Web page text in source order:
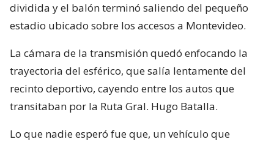
dividida y el balón terminó saliendo del pequeño
estadio ubicado sobre los accesos a Montevideo.
La cámara de la transmisión quedó enfocando la
trayectoria del esférico, que salía lentamente del
recinto deportivo, cayendo entre los autos que
transitaban por la Ruta Gral. Hugo Batalla.
Lo que nadie esperó fue que, un vehículo que